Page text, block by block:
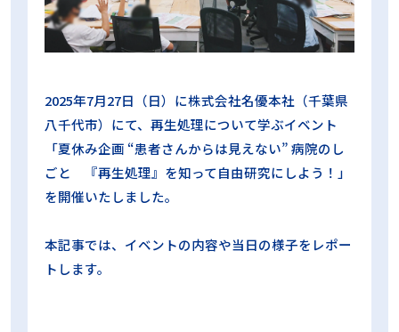
滅菌技師
滅菌抵抗性 滅菌業務
滅菌管理士
無菌性保証水準
物理的PQ 生物学的インジケータ
真空工程
眼科
眼科用コンパクトPCD 短時間判定BI
空気除去
第39回日本手術看護学会年次大会 ランチョンセミナー
第98回日本医療機器学会大会 ランチョンセミナー
第99回日本医療機器学会大会 ランチョンセミナー
蒸気浸透
蒸気浸透性試験
誤開封防止 買い方
超音波洗浄
超音波洗浄工程インジケータ
2025年7月27日（日）に株式会社名優本社（千葉県
八千代市）にて、再生処理について学ぶイベント
「夏休み企画 “患者さんからは見えない” 病院のし
ごと 『再生処理』を知って自由研究にしよう！」
を開催いたしました。
本記事では、イベントの内容や当日の様子をレポー
トします。